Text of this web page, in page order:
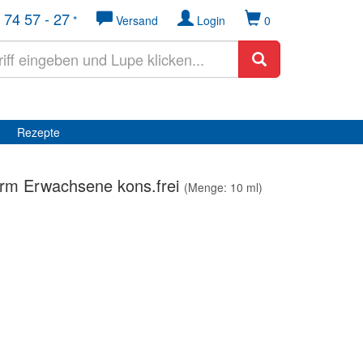
0
Login
Versand
57 - 27*
Rezepte
Erwachsene kons.frei (Menge: 10 ml)